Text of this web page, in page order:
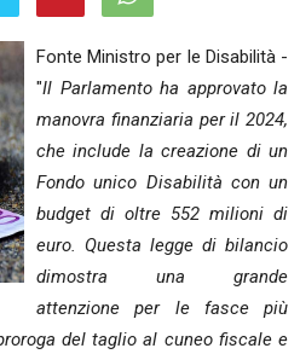
Fonte Ministro per le Disabilità -
"Il Parlamento ha approvato la
manovra finanziaria per il 2024,
che include la creazione di un
Fondo unico Disabilità con un
budget di oltre 552 milioni di
euro. Questa legge di bilancio
dimostra una grande
attenzione per le fasce più
del taglio al cuneo fiscale e